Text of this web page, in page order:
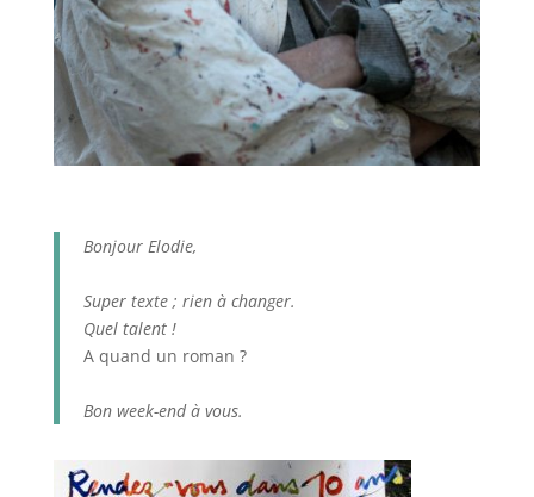
Bonjour Elodie,
Super texte ; rien à changer.
Quel talent !
A quand un roman ?
Bon week-end à vous.